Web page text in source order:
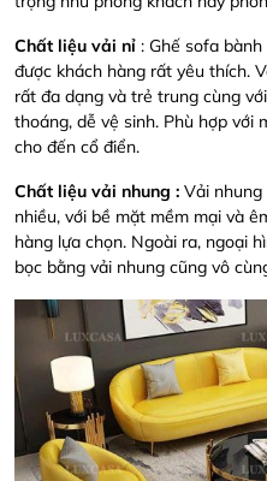
Chất liệu vải nỉ : Ghế sofa
được khách hàng rất yêu thích.
rất đa dạng và trẻ trung cùng
thoáng, dễ vệ sinh. Phù hợp với
cho đến cổ điển.
Chất liệu vải nhung : Vải nhung
nhiều, với bề mặt mềm mại và
hàng lựa chọn. Ngoài ra, ngoại
bọc bằng vải nhung cũng vô